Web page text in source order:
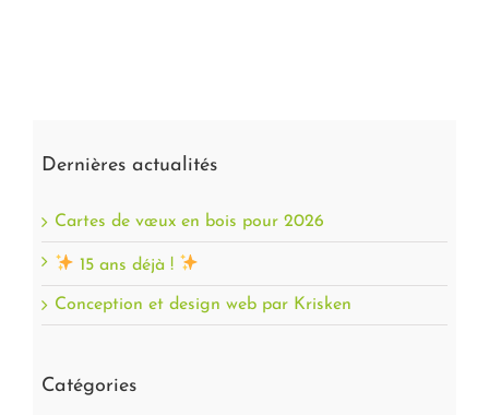
Dernières actualités
Cartes de vœux en bois pour 2026
15 ans déjà !
Conception et design web par Krisken
Catégories